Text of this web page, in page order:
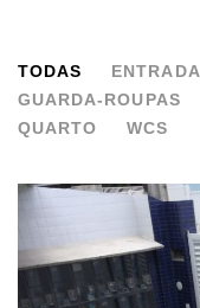
TODAS ENTRADA
GUARDA-ROUPAS
QUARTO
WCS